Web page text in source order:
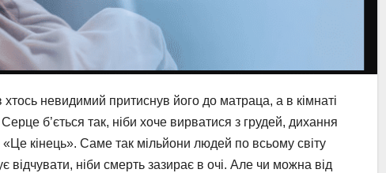
невидимий притиснув його до матраца, а в кімнаті
б’ється так, ніби хоче вирватися з грудей, дихання
кінець». Саме так мільйони людей по всьому світу
ніби смерть зазирає в очі. Але чи можна від